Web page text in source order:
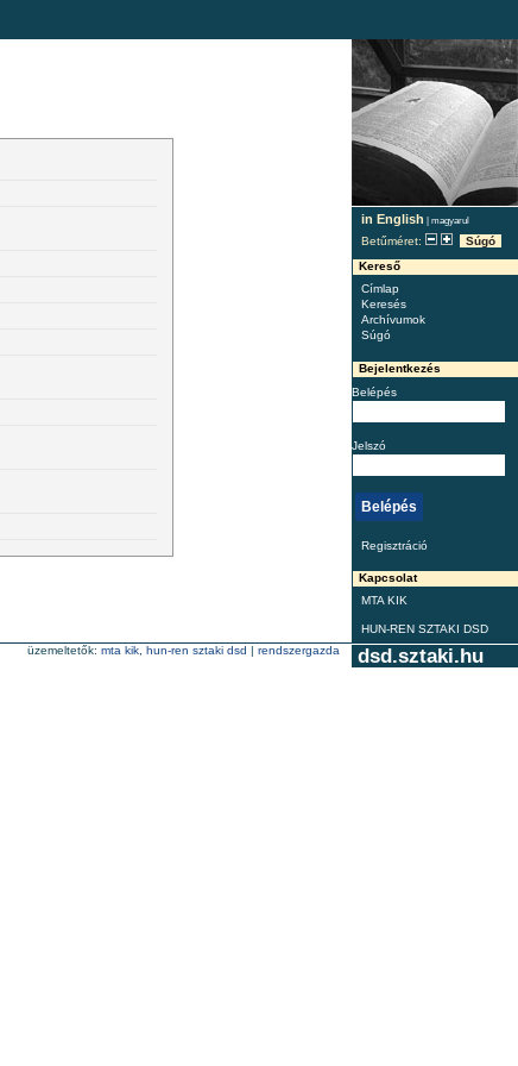
in English | magyarul
Betűméret:
Súgó
Kereső
Címlap
Keresés
Archívumok
Súgó
Bejelentkezés
Belépés
Jelszó
Regisztráció
Kapcsolat
MTA KIK
HUN-REN SZTAKI DSD
dsd.sztaki.hu
üzemeltetők: mta kik hun-ren sztaki dsd | rendszergazda